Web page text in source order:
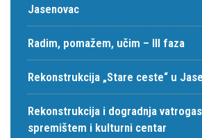
Jasenovac
Radim, pomažem, učim – III faza
Rekonstrukcija „Stare ceste“ u
Rekonstrukcija i dogradnja
spremištem i kulturni centar